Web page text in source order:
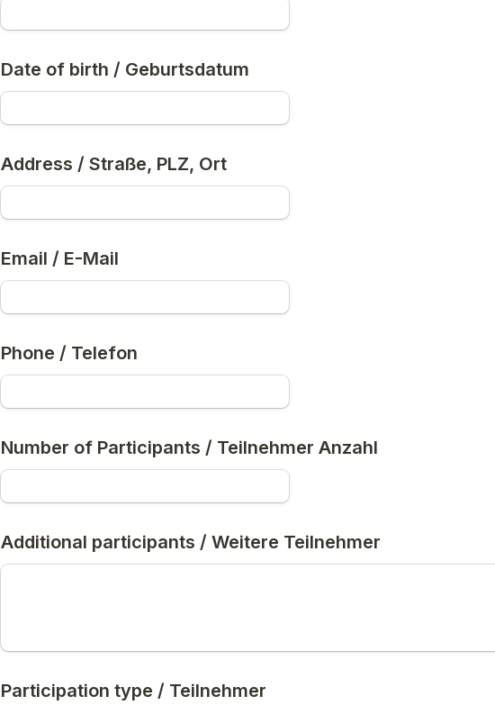
Date of birth / Geburtsdatum
Address / Straße, PLZ, Ort
Email / E-Mail
Phone / Telefon
Number of Participants / Teilnehmer Anzahl
Additional participants / Weitere Teilnehmer
Participation type / Teilnehmer